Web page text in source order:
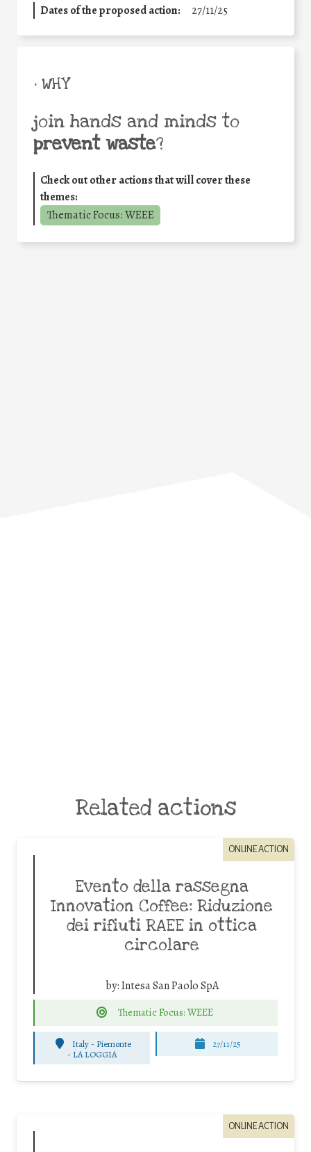
Dates of the proposed action: 27/11/25
• WHY
join hands and minds to
prevent waste?
Check out other actions that will cover these
themes:
Thematic Focus: WEEE
Related actions
ONLINE ACTION
Evento della rassegna
Innovation Coffee: Riduzione
dei rifiuti RAEE in ottica
circolare
by:Intesa San Paolo SpA
Thematic Focus: WEEE
Italy - Piemonte
- LA LOGGIA
27/11/25
ONLINE ACTION